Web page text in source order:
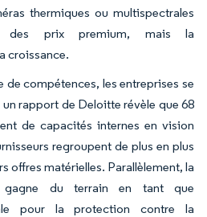
thermiques ou multispectrales
des prix premium, mais la
croissance.
de compétences, les entreprises se
rapport de Deloitte révèle que 68
de capacités internes en vision
regroupent de plus en plus
offres matérielles. Parallèlement, la
gagne du terrain en tant que
pour la protection contre la